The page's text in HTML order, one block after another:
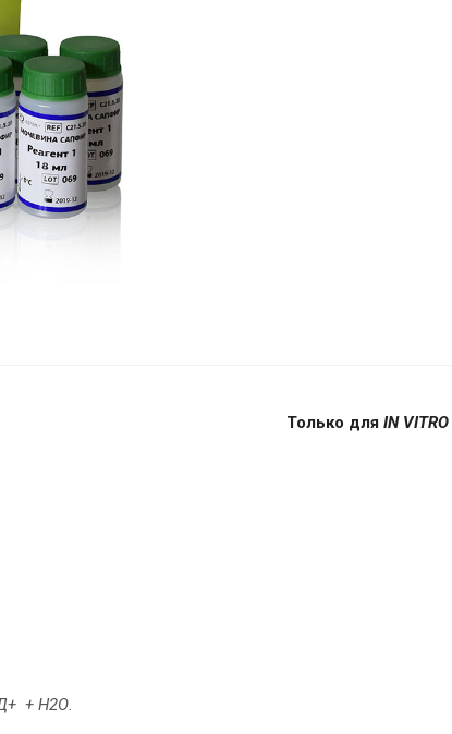
Только для IN VITRO
+ Н2О.